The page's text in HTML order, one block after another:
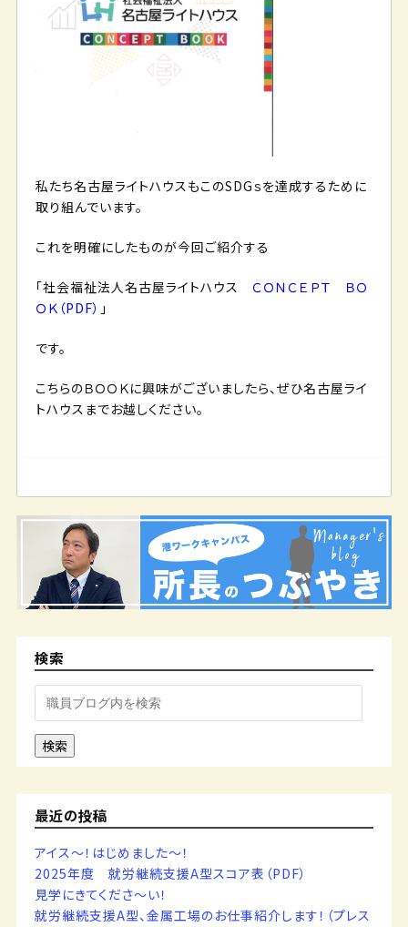
私たち名古屋ライトハウスもこのSDGｓを達成するために
取り組んでいます。
これを明確にしたものが今回ご紹介する
「社会福祉法人名古屋ライトハウス ＣＯＮＣＥＰＴ ＢＯ
ＯＫ（PDF） 」
です。
こちらのＢＯＯＫに興味がございましたら、ぜひ名古屋ライ
トハウスまでお越しください。
検索
検索
最近の投稿
アイス～！はじめました～！
2025年度 就労継続支援A型スコア表（PDF）
見学にきてくださ～い！
就労継続支援A型、金属工場のお仕事紹介します！（プレス